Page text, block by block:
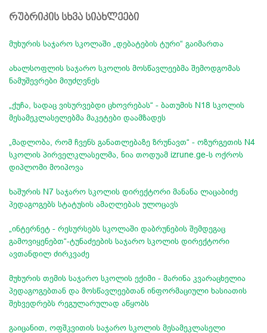
რუბრიკის სხვა სიახლეები
მუხურის საჯარო სკოლაში „დებატების ტური“ გაიმართა
ახალსოფლის საჯარო სკოლის მოსწავლეებმა შემოდგომას
ნამუშევრები მიუძღვნეს
„ქუჩა, სადაც ვისურვებდი ცხოვრებას“ - ბათუმის N18 სკოლის
მესამეკლასელებმა მაკეტები დაამზადეს
„მადლობა, რომ ჩვენს განათლებაზე ზრუნავთ“ - ოზურგეთის N4
სკოლის პირველკლასელმა, ნია თოდუამ izrune.ge-ს ოქროს
დიპლომი მოიპოვა
ხაშურის N7 საჯარო სკოლის დირექტორი მანანა ლაცაბიძე
პედაგოგებს სტატუსის ამაღლებას ულოცავს
„ინტერნეტ - რესურსებს​ სკოლაში დაბრუნების შემდეგაც
გამოვიყენებთ“-ტუნაძეების საჯარო სკოლის დირექტორი
ავთანდილ ძირკვაძე
მუხურის თემის საჯარო სკოლის ექიმი - მარინა კვარაცხელია
პედაგოგებთან და მოსწავლეებთან ინფორმაციული ხასიათის
შეხვედრებს რეგულარულად აწყობს
გაიცანით, ოფშკვითის საჯარო სკოლის მესამეკლასელი